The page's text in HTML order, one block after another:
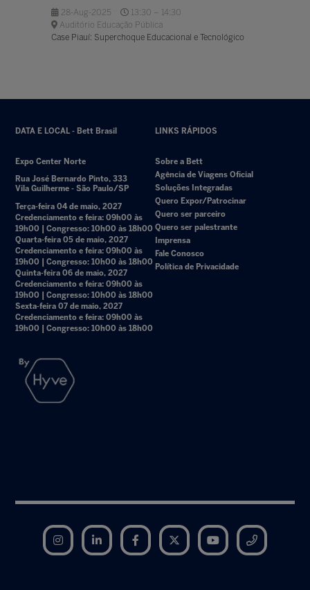
28-Aug-2025
13:30 – 14:30
Auditório Educação Pública
Case Piauí: Superchoque Educacional e Tecnológico
DATA E LOCAL - Bett Brasil
Expo Center Norte
Rua José Bernardo Pinto, 333
Vila Guilherme - São Paulo/SP
Terça-feira 04 de maio, 2027
Credenciamento e feira: 09h00 às
19h00 | Congresso: 10h00 às 18h00
Quarta-feira 05 de maio, 2027
Credenciamento e feira: 09h00 às
19h00 | Congresso: 10h00 às 18h00
Quinta-feira 06 de maio, 2027
Credenciamento e feira: 09h00 às
19h00 | Congresso: 10h00 às 18h00
Sexta-feira 07 de maio, 2027
Credenciamento e feira: 09h00 às
19h00 | Congresso: 10h00 às 18h00
LINKS RÁPIDOS
Sobre a Bett
Agência de Viagens Oficial
Soluções Integradas
Quero Expor/Patrocinar
Quero ser parceiro
Quero ser palestrante
Imprensa
Fale Conosco
Política de Privacidade
Instagram LinkedIn Facebook Twitter YouTube